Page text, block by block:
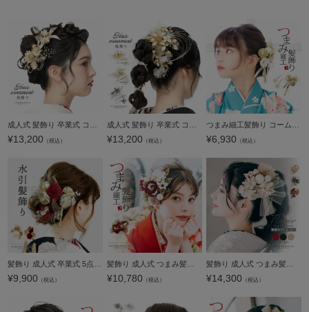
¥13,200 （税込） ¥13,200 （税込） ¥6,930 （税込）
¥9,900 （税込） ¥10,780 （税込） ¥14,300 （税込）